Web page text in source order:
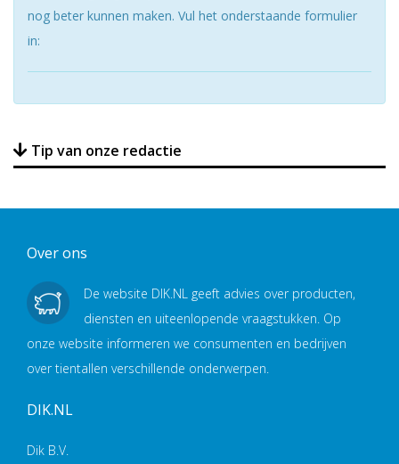
nog beter kunnen maken. Vul het onderstaande formulier
in:
Tip van onze redactie
Over ons
De website DIK.NL geeft advies over producten,
diensten en uiteenlopende vraagstukken. Op
onze website informeren we consumenten en bedrijven
over tientallen verschillende onderwerpen.
DIK.NL
Dik B.V.